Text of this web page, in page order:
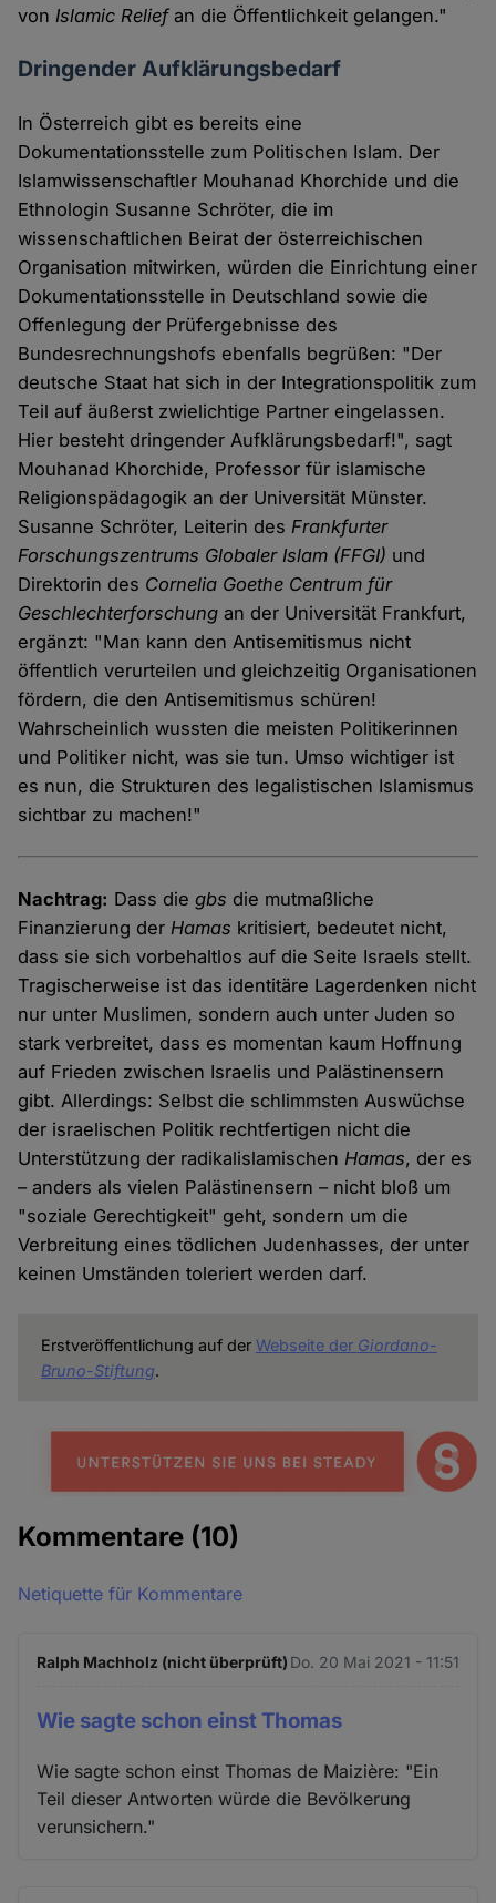
vonIslamic Reliefan die Öffentlichkeit gelangen."
Dringender Aufklärungsbedarf
In Österreich gibt es bereits eine
Dokumentationsstelle zum Politischen Islam. Der
Islamwissenschaftler Mouhanad Khorchide und die
Ethnologin Susanne Schröter, die im
wissenschaftlichen Beirat der österreichischen
Organisation mitwirken, würden die Einrichtung einer
Dokumentationsstelle in Deutschland sowie die
Offenlegung der Prüfergebnisse des
Bundesrechnungshofs ebenfalls begrüßen: "Der
deutsche Staat hat sich in der Integrationspolitik zum
Teil auf äußerst zwielichtige Partner eingelassen.
Hier besteht dringender Aufklärungsbedarf!", sagt
Mouhanad Khorchide, Professor für islamische
Religionspädagogik an der Universität Münster.
Susanne Schröter, Leiterin desFrankfurter
Forschungszentrums Globaler Islam (FFGI) und
Direktorin des Cornelia Goethe Centrum für
Geschlechterforschung an der Universität Frankfurt,
ergänzt: "Man kann den Antisemitismus nicht
öffentlich verurteilen und gleichzeitig Organisationen
fördern, die den Antisemitismus schüren!
Wahrscheinlich wussten die meisten Politikerinnen
und Politiker nicht, was sie tun. Umso wichtiger ist
es nun, die Strukturen des legalistischen Islamismus
sichtbar zu machen!"
Nachtrag: Dass diegbs die mutmaßliche
Finanzierung derHamas kritisiert, bedeutet nicht,
dass sie sich vorbehaltlos auf die Seite Israels stellt.
Tragischerweise ist das identitäre Lagerdenken nicht
nur unter Muslimen, sondern auch unter Juden so
stark verbreitet, dass es momentan kaum Hoffnung
auf Frieden zwischen Israelis und Palästinensern
gibt. Allerdings: Selbst die schlimmsten Auswüchse
der israelischen Politik rechtfertigen nicht die
Unterstützung der radikalislamischenHamas, der es
– anders als vielen Palästinensern – nicht bloß um
"soziale Gerechtigkeit" geht, sondern um die
Verbreitung eines tödlichen Judenhasses, der unter
keinen Umständen toleriert werden darf.
Erstveröffentlichung auf der Webseite der Giordano-
Bruno-Stiftung.
Kommentare (10)
Netiquette für Kommentare
Ralph Machholz (nicht überprüft) Do. 20 Mai 2021 - 11:51
Wie sagte schon einst Thomas
Wie sagte schon einst Thomas de Maizière: "Ein
Teil dieser Antworten würde die Bevölkerung
verunsichern."